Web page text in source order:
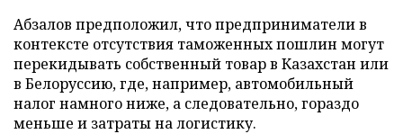
Абзалов предположил, что предприниматели в
контексте отсутствия таможенных пошлин могут
перекидывать собственный товар в Казахстан или
в Белоруссию, где, например, автомобильный
налог намного ниже, а следовательно, гораздо
меньше и затраты на логистику.